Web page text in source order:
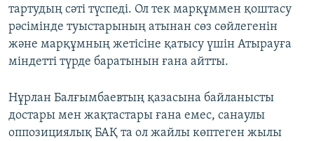
тартудың сәті түспеді. Ол тек марқұммен қоштасу
рәсімінде туыстарының атынан сөз сөйлегенін
және марқұмның жетісіне қатысу үшін Атырауға
міндетті түрде баратынын ғана айтты.
Нұрлан Балғымбаевтың қазасына байланысты
достары мен жақтастары ғана емес, санаулы
оппозициялық БАҚ та ол жайлы көптеген жылы